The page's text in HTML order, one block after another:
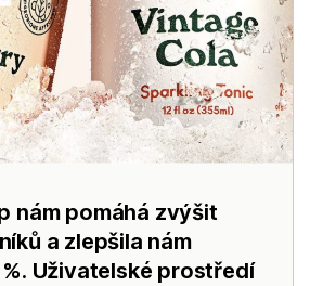
nám pomáhá zvýšit
a zlepšila nám
Uživatelské prostředí